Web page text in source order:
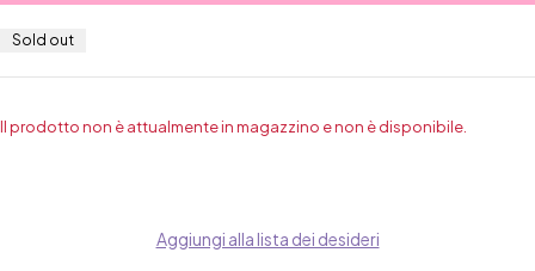
Sold out
Il prodotto non è attualmente in magazzino e non è disponibile.
Aggiungi alla lista dei desideri